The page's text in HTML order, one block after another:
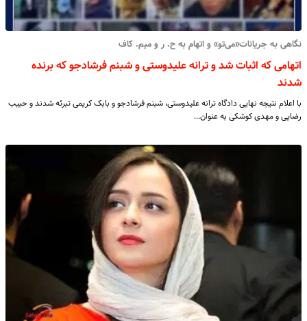
نگاهی به جریانات«می‌تو» و اتهام به ح. ر و میم. کاف
اتهامی که اثبات شد و ترانه علیدوستی و شبنم فرشادجو که برنده
شدند
با اعلام نتیجه نهایی دادگاه ترانه علیدوستی، شبنم فرشادجو و بابک کریمی تبرئه شدند و حبیب
رضایی و مهدی کوشکی به عنوان…